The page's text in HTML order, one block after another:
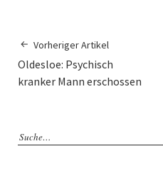
Vorheriger Artikel
Oldesloe: Psychisch
kranker Mann erschossen